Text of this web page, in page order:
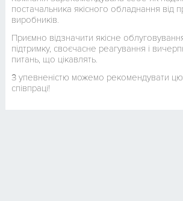
постачальника якісного обладнання від
виробників.
Приємно відзначити якісне
підтримку, своєчасне реагування і
питань, що цікавлять.
З упевненістю можемо рекомендувати
співпраці!